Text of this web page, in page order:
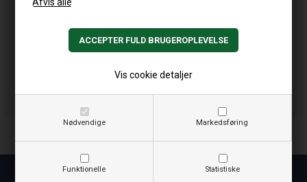
Nødvendige Markedsføring
Funktionelle Statistiske
Vis cookie detaljer